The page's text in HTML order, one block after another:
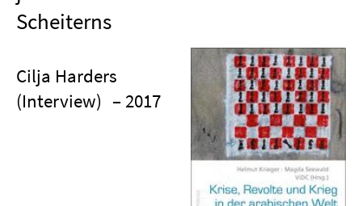
Scheiterns
Cilja Harders
(Interview) – 2017